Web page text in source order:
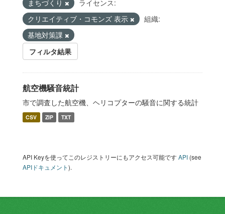
まちづくり
ライセンス:
クリエイティブ・コモンズ 表示
組織:
基地対策課
フィルタ結果
航空機騒音統計
市で調査した航空機、ヘリコプターの騒音に関する統計
CSV ZIP TXT
API Keyを使ってこのレジストリーにもアクセス可能ですAPI (see
APIドキュメント).